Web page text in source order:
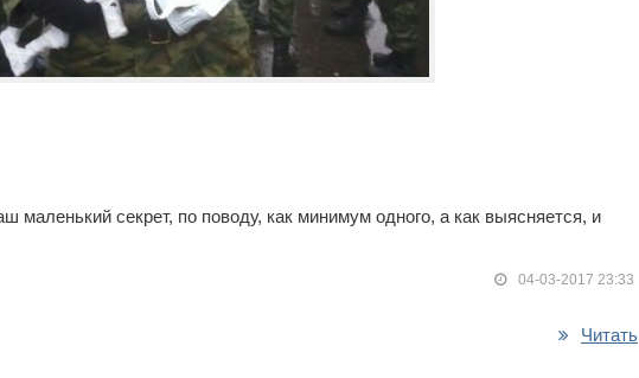
маленький секрет, по поводу, как минимум одного, а как выясняется, и
04-03-2017 23:33
Читать